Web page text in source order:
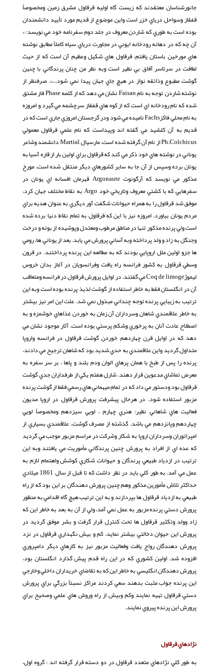
جانورشناسان معتقدند كه زيست گاه اوليه قرقاول مشرق زمين ومخصوصاً
قفقاز وسواحل درياي خزر است واين موضوع از قديم مورد تأييد دانشمندان
بوده است به طوري كه شاردن معروف در جلد دوم سفرنامه خود مي نويسد: «
آن چه كه در دهانه رودخانه ايوني در مجاورت درياي سياه كاملاً مطابق نوشته
هاي مورخين باستان يافتم، قرقاول هاي شكيل وعظيم آن است كه از حيث
لطافت در سرتاسر آفاق بي نظير است وبه نظر من چنان پرندگاني با چنين
گوشت مطبوع وذائقه نواز در هيچ جاي جهان پيدا نمي شود...». صرفنظر از
نوشته شاردن توجه به نام Faisan نشان مي دهد كه از كلمه Phase فاز مشتق
شده كه نام رودخانه اي است كه از كوه هاي قفقاز سرچشمه مي گيرد و امروزه
به نام محلي فاكزFachs ناميده مي شود ودر گرجستان امروزي جاري است كه در
قديم به آن كلشيد مي گفته اند وپيداست كه نام علمي قرقاول معمولي
Ph.Colchicus از نام آن گرفته شده است. مارسيال Martial دانشمند وشاعر
يوناني در نوشته هاي خود ذكر مي كند كه قرقاول براي اولين بار از قاره آسيا به
يونان برده وسپس از آن جا به ساير كشورهاي ديگر منتقل شده است. مورخ
مذكور مي نويسد كه آرگونوت Argonaute قهرمان افسانه اي يونان در
سفرهايي كه با كشتي معروف وتاريخي خود Argo به نقاط مختلف جهان كرد،
موفق شد قرقاول را به همراه حيوانات شگفت آور ديگري به عنوان هديه براي
مردم يونان بياورد. امروزه نيز با اين كه قرقاول به تمام نقاط دنيا برده شده
است ولي پرنده مذكور تنها در مناطق مرطوب ومعتدل وپوشيده از بوته و درخت
وجنگل به زاد و ولد پرداخته وبه آساني پرورش مي يابد. بعد از يوناني ها، رومي
ها جزو اولين ملل اروپايي بودند كه به مطالعه اين پرنده پرداختند. در قرون
وسطي قرقاول به كشور فرانسه راه يافت وفرانسويان در آغاز بدان خروس
ليموژCoq de limoge مي گفتند. در اوايل پرورش قرقاول در فرانسه ومتعاقب
آن در انگلستان فقط به خاطر استفاده از گوشت لذيذ پرنده بوده است وبه اين
ترتيب به زيبايي پرنده توجه چنداني مبذول نمي شد. علت اين امر نيز بيشتر
به خاطر علاقمندي شاهان وسرداران آن زمان به خوردن غذاهاي خوشمزه و به
اصطلاح عادت آنان به پرخوري وشكم پرستي بوده است. آثار موجود نشان مي
دهد كه در اوايل قرن چهاردهم خوردن گوشت قرقاول در فرانسه واروپا
متداول گرديد واين علاقمندي به حدي شديد بود كه شاهان ترجيح مي دادند،
پرنده را پس از طبخ با همان پرهاي الوان ودم بلند و پاها ، بر سر سفره به
معرض تماشاي مدعوين قرار دهند. شارل هفتم يكي از طرفداران جدي گوشت
قرقاول بود ودستور مي داد كه در تمام ميهماني هاي رسمي فقط از گوشت پرنده
مزبور استفاده شود. در هرحال پيشرفت پرورش قرقاول در اروپا مديون
فعاليت هاي شاهاني نظير: هنري چهارم ، لويي سيزدهم ومخصوصاً لويي
چهاردهم وپانزدهم مي باشد. گذشته از مصرف گوشت، علاقمندي بسياري از
امپراتوران وسرداران اروپا به شكار وشركت در مراسم مزبور موجب مي گرديد
كه عده اي از افراد به پرورش چنين پرندگاني مأموريت مي يافتند وبه اين
ترتيب در ازدياد طبيعي پرندگان و حيوانات شكاري كوشش واهتمام لازم به
عمل مي آمد. به طور كلي بايد در نظر داشت كه تا قبل از سال 1861 ميلادي
حداكثر تلاش مأمورين مذكور وهم چنين پرورش دهندگان بر اين بود كه از راه
طبيعي به ازدياد قرقاول ها بپردازند و به اين ترتيب هيچ گاه اقدامي به منظور
پرورش دستي پرنده مزبور به عمل نمي آمد، ولي از آن به بعد به خاطر اين كه
زاد وولد وتكثير قرقاول ها تحت كنترل قرار گرفت و بشر موفق گرديد در
پرورش اين حيوان دخالتي بيشتر نمايد، كم و بيش نگهداري قرقاول در نزد
پرورش دهندگان رواج يافت وفعاليت مزبور نيز به كارهاي ديگر دامپروري
افزوده شد. اولين كشوري كه در اين راه قدم پيش گذارد انگلستان بود،
پرورش دهندگان انگليسي به خاطر اين كه به تقاضاي خريداران داخلي وخارجي
اين پرنده جواب مثبت بدهند سعي كردند مراكز نسبتاً بزرگي براي پرورش
دستي قرقاول تهيه نمايند وكم وبيش از راه وروش هاي علمي وصحيح براي
پرورش اين پرنده پيروي نمايند.
نژادهاي قرقاول
به طور كلي نژادهاي متعدد قرقاول در دو دسته قرار گرفته اند : گروه اول،